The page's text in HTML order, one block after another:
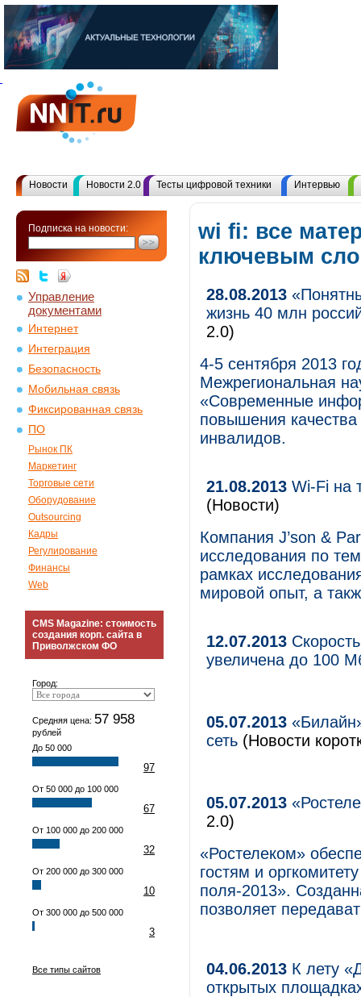
Новости Новости 2.0 Тесты цифровой техники Интервью
Подписка на новости:
Управление
документами
Интернет
Интеграция
Безопасность
Мобильная связь
Фиксированная связь
ПО
Рынок ПК
Маркетинг
Торговые сети
Оборудование
Outsourcing
Кадры
Регулирование
Финансы
Web
CMS Magazine: стоимость
создания корп. сайта в
Приволжском ФО
Город:
Средняя цена: 57 958
рублей
До 50 000
97
От 50 000 до 100 000
67
От 100 000 до 200 000
32
От 200 000 до 300 000
10
От 300 000 до 500 000
3
Все типы сайтов
wi fi: все
ключевым
28.08.2013
жизнь 40 млн
2.0)
4-5 сентября 2013
Межрегиональная
«Современные
повышения
инвалидов.
21.08.2013 Wi-Fi на
(Новости)
Компания J’son &
исследования по
рамках
мировой опыт, а
12.07.2013
увеличена до 100
05.07.2013
сеть (Новости
05.07.2013
2.0)
«Ростелеком»
гостям и
поля-2013».
позволяет
04.06.2013 К лету
открытых